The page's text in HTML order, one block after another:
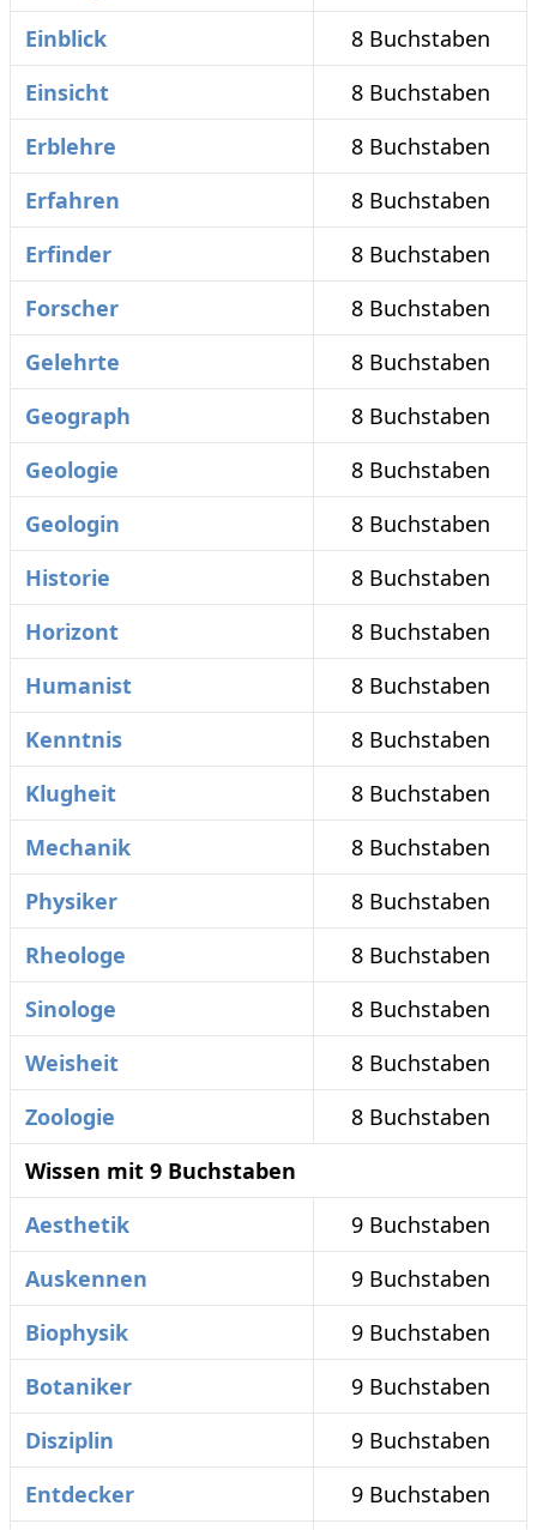
Einblick
8 Buchstaben
Einsicht
8 Buchstaben
Erblehre
8 Buchstaben
Erfahren
8 Buchstaben
Erfinder
8 Buchstaben
Forscher
8 Buchstaben
Gelehrte
8 Buchstaben
Geograph
8 Buchstaben
Geologie
8 Buchstaben
Geologin
8 Buchstaben
Historie
8 Buchstaben
Horizont
8 Buchstaben
Humanist
8 Buchstaben
Kenntnis
8 Buchstaben
Klugheit
8 Buchstaben
Mechanik
8 Buchstaben
Physiker
8 Buchstaben
Rheologe
8 Buchstaben
Sinologe
8 Buchstaben
Weisheit
8 Buchstaben
Zoologie
8 Buchstaben
Wissen mit 9 Buchstaben
Aesthetik
9 Buchstaben
Auskennen
9 Buchstaben
Biophysik
9 Buchstaben
Botaniker
9 Buchstaben
Disziplin
9 Buchstaben
Entdecker
9 Buchstaben